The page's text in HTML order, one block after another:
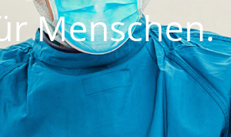
Menschen.